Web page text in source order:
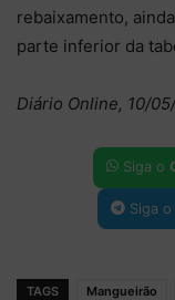
rebaixamento,
parte inferior da
Diário Online, 10/
Siga o
Siga o
TAGS Mangueirão